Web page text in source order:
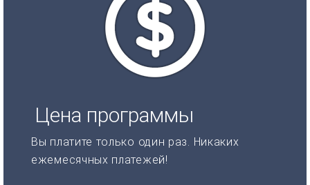
Цена программы
Вы платите только один раз. Никаких
ежемесячных платежей!